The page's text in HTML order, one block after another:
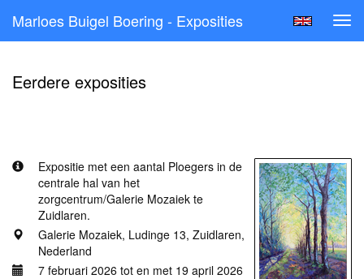
Marloes Buigel Boering - Exposities
Eerdere exposities
Expositie met een aantal Ploegers in de
centrale hal van het
zorgcentrum/Galerie Mozaiek te
Zuidlaren.
Galerie Mozaiek, Ludinge 13, Zuidlaren,
Nederland
7 februari 2026 tot en met 19 april 2026